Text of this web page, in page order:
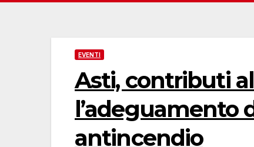
EVENTI
Asti, contributi
l’adeguamento
antincendio